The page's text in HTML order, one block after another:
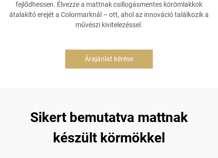
fejlődhessen. Élvezze a mattnak csillogásmentes körömlakkok
átalakító erejét a Colormarknál – ott, ahol az innováció találkozik a
művészi kivitelezéssel.
Árajánlat kérése
Sikert bemutatva mattnak
készült körmökkel